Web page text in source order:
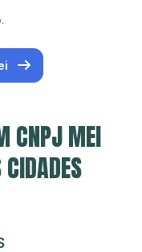
CNPJ MEI